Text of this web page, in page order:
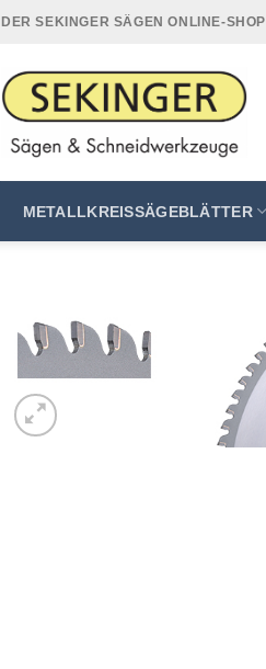
DER SEKINGER SÄGEN ONLINE-SHOP
METALLKREISSÄGEBLÄTTER